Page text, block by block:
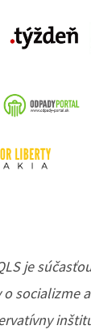
je
socializme